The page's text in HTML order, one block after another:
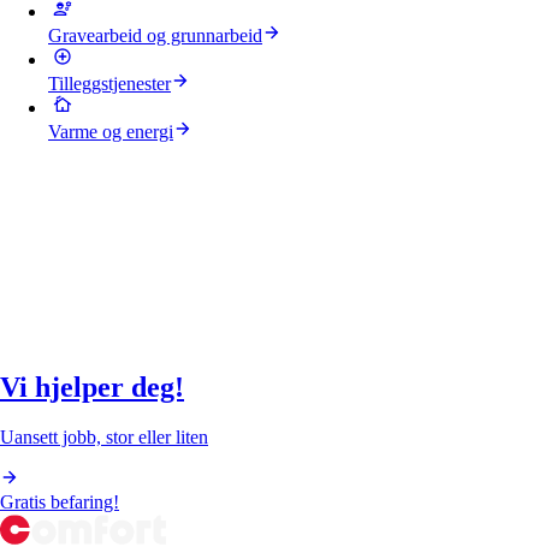
Gravearbeid og grunnarbeid
Tilleggstjenester
Varme og energi
Vi hjelper deg!
Uansett jobb, stor eller liten
Gratis befaring!